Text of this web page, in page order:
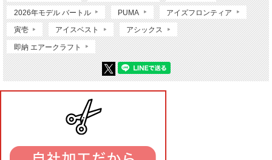
2026年モデル バートル PUMA アイズフロンティア
寅壱 アイスベスト アシックス
即納 エアークラフト